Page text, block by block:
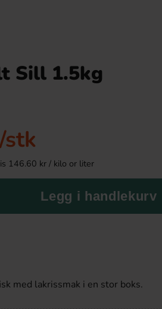
-15%
Sill 1.5kg
/stk
146.60 kr / kilo or liter
Legg i handlekurv
med lakrissmak i en stor boks.